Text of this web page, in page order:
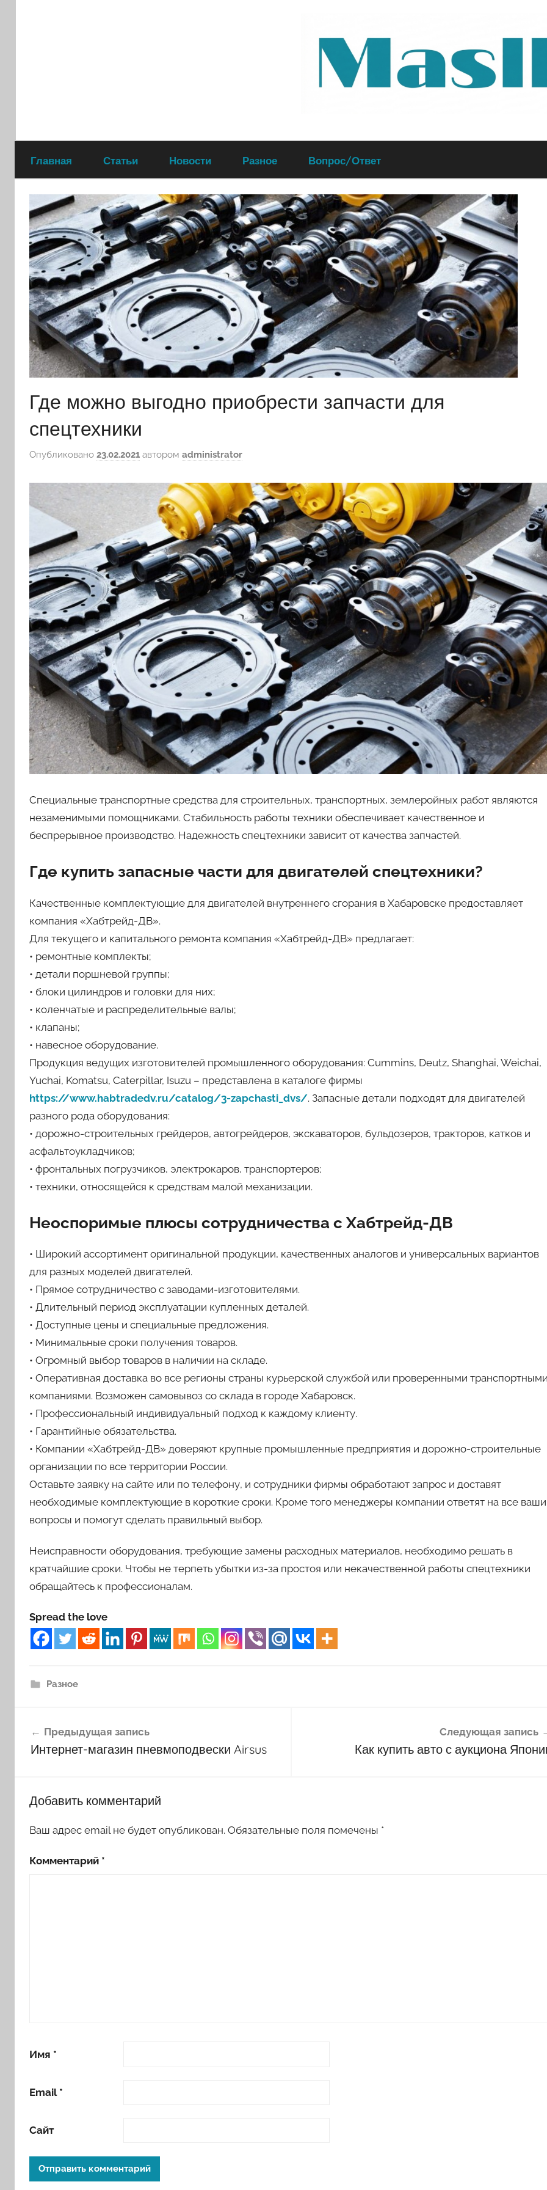
Руководство
по
обслуживанию
вашего
авто
Главная Статьи Новости Разное Вопрос/Ответ
Где можно выгодно приобрести запчасти для
спецтехники
Опубликовано 23.02.2021 автором administrator
Специальные транспортные средства для строительных, транспортных, землеройных работ являются
незаменимыми помощниками. Стабильность работы техники обеспечивает качественное и
беспрерывное производство. Надежность спецтехники зависит от качества запчастей.
Где купить запасные части для двигателей спецтехники?
Качественные комплектующие для двигателей внутреннего сгорания в Хабаровске предоставляет
компания «Хабтрейд-ДВ».
Для текущего и капитального ремонта компания «Хабтрейд-ДВ» предлагает:
• ремонтные комплекты;
• детали поршневой группы;
• блоки цилиндров и головки для них;
• коленчатые и распределительные валы;
• клапаны;
• навесное оборудование.
Продукция ведущих изготовителей промышленного оборудования: Cummins, Deutz, Shanghai, Weichai,
Yuchai, Komatsu, Caterpillar, Isuzu – представлена в каталоге фирмы
https://www.habtradedv.ru/catalog/3-zapchasti_dvs/. Запасные детали подходят для двигателей
разного рода оборудования:
• дорожно-строительных грейдеров, автогрейдеров, экскаваторов, бульдозеров, тракторов, катков и
асфальтоукладчиков;
• фронтальных погрузчиков, электрокаров, транспортеров;
• техники, относящейся к средствам малой механизации.
Неоспоримые плюсы сотрудничества с Хабтрейд-ДВ
• Широкий ассортимент оригинальной продукции, качественных аналогов и универсальных вариантов
для разных моделей двигателей.
• Прямое сотрудничество с заводами-изготовителями.
• Длительный период эксплуатации купленных деталей.
• Доступные цены и специальные предложения.
• Минимальные сроки получения товаров.
• Огромный выбор товаров в наличии на складе.
• Оперативная доставка во все регионы страны курьерской службой или проверенными
компаниями. Возможен самовывоз со склада в городе Хабаровск.
• Профессиональный индивидуальный подход к каждому клиенту.
• Гарантийные обязательства.
• Компании «Хабтрейд-ДВ» доверяют крупные промышленные предприятия и дорожно-строительные
организации по все территории России.
Оставьте заявку на сайте или по телефону, и сотрудники фирмы обработают запрос и доставят
необходимые комплектующие в короткие сроки. Кроме того менеджеры компании ответят на все ваши
вопросы и помогут сделать правильный выбор.
Неисправности оборудования, требующие замены расходных материалов, необходимо решать в
кратчайшие сроки. Чтобы не терпеть убытки из-за простоя или некачественной работы спецтехники
обращайтесь к профессионалам.
Spread the love
Разное
по
записям
Предыдущая запись
Интернет-магазин пневмоподвески Airsus
Следующая запись
Как купить авто с аукциона
Добавить комментарий
Ваш адрес email не будет опубликован. Обязательные поля помечены *
Комментарий *
Имя *
Email *
Сайт